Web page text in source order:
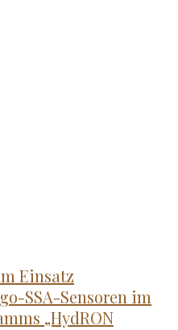
Einsatz
SSA-Sensoren im
„HydRON